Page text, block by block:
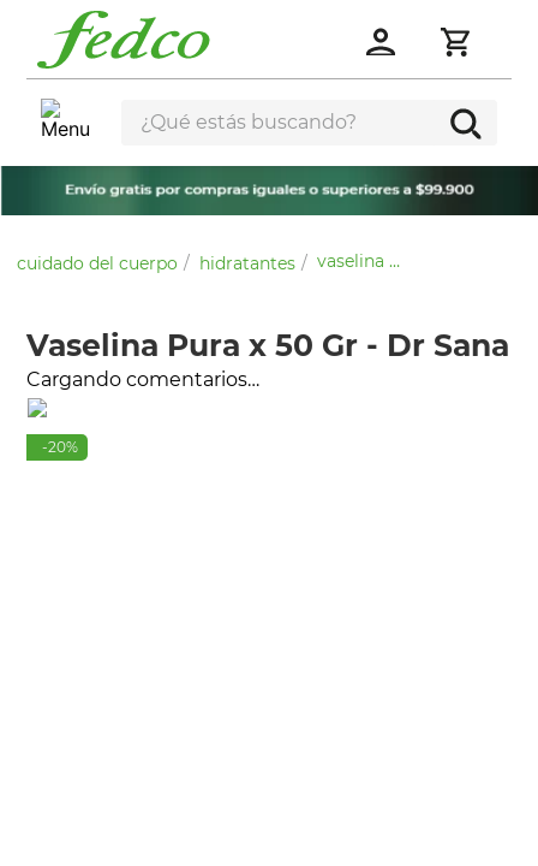
¿Qué estás buscando?
cuidado del cuerpo hidratantes vaselina pura x 50 gr - dr sana
Vaselina Pura x 50 Gr - Dr Sana
Cargando comentarios…
-20%